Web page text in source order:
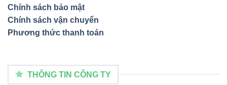
Chính sách bảo mật
Chính sách vận chuyển
Phương thức thanh toán
THÔNG TIN CÔNG TY